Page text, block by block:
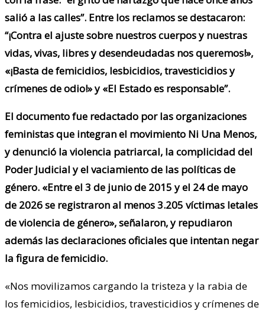
salió a las calles”. Entre los reclamos se destacaron:
“¡Contra el ajuste sobre nuestros cuerpos y nuestras
vidas, vivas, libres y desendeudadas nos queremos!»,
«¡Basta de femicidios, lesbicidios, travesticidios y
crímenes de odio!» y «El Estado es responsable”.
El documento fue redactado por las organizaciones
feministas que integran el movimiento Ni Una Menos,
y denunció la violencia patriarcal, la complicidad del
Poder Judicial y el vaciamiento de las políticas de
género. «Entre el 3 de junio de 2015 y el 24 de mayo
de 2026 se registraron al menos 3.205 víctimas letales
de violencia de género», señalaron, y repudiaron
además las declaraciones oficiales que intentan negar
la figura de femicidio.
«Nos movilizamos cargando la tristeza y la rabia de
los femicidios, lesbicidios, travesticidios y crímenes de